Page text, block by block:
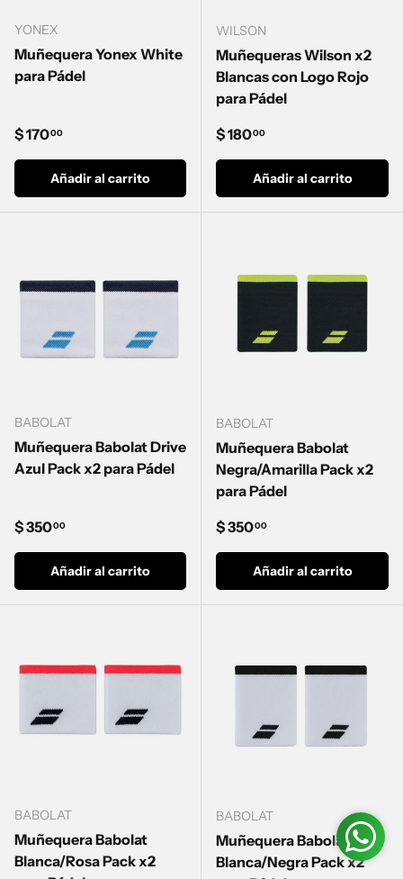
YONEX
Muñequera Yonex White
para Pádel
Precio normal
$ 17000
Añadir al carrito
WILSON
Muñequeras Wilson x2
Blancas con Logo Rojo
para Pádel
Precio normal
$ 18000
Añadir al carrito
BABOLAT
Muñequera Babolat Drive
Azul Pack x2 para Pádel
Precio normal
$ 35000
Añadir al carrito
BABOLAT
Muñequera Babolat
Negra/Amarilla Pack x2
para Pádel
Precio normal
$ 35000
Añadir al carrito
BABOLAT
Muñequera Babolat
Blanca/Rosa Pack x2
BABOLAT
Muñequera Babolat
Blanca/Negra Pack x2